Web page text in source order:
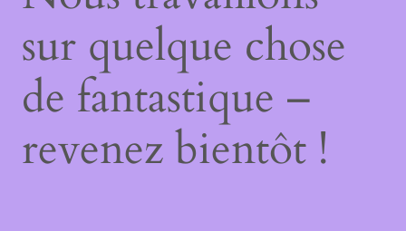
sur quelque chose
de fantastique –
revenez bientôt !